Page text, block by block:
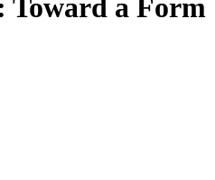
Toward a Form